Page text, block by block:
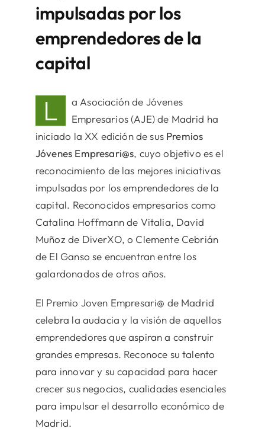
impulsadas por los
emprendedores de la
capital
L
a Asociación de Jóvenes
Empresarios (AJE) de Madrid ha
iniciado la XX edición de susPremios
Jóvenes Empresari@s, cuyo objetivo es el
reconocimiento de las mejores iniciativas
impulsadas por los emprendedores de la
capital. Reconocidos empresarios como
Catalina Hoffmann de Vitalia, David
Muñoz de DiverXO, o Clemente Cebrián
de El Ganso se encuentran entre los
galardonados de otros años.
El Premio Joven Empresari@ de Madrid
celebra la audacia y la visión de aquellos
emprendedores que aspiran a construir
grandes empresas. Reconoce su talento
para innovar y su capacidad para hacer
crecer sus negocios, cualidades esenciales
para impulsar el desarrollo económico de
Madrid.